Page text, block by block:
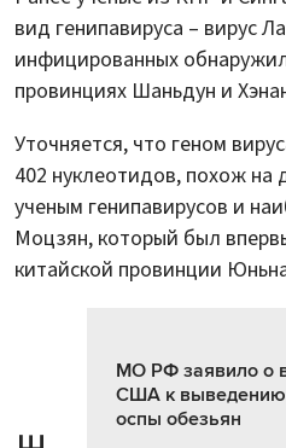
вид генипавируса – вирус
инфицированных
провинциях Шаньдун и
Уточняется, что геном
402 нуклеотидов, похож на
ученым генипавирусов и
Моцзян, который был
китайской провинции
МО РФ заявило о
США к выведению
оспы обезьян